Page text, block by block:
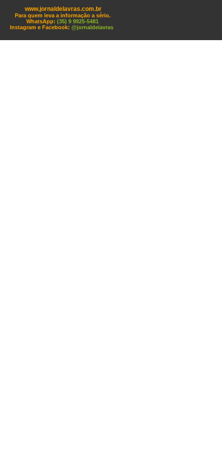
www.jornaldelavras.com.br
Para quem leva a informação a sério.
WhatsApp: (35) 9 9925-5481
Instagram e Facebook: @jornaldelavras